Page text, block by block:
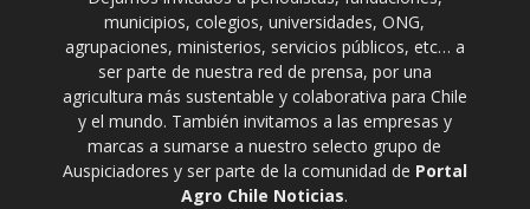
municipios, colegios, universidades, ONG,
agrupaciones, ministerios, servicios públicos, etc… a
ser parte de nuestra red de prensa, por una
agricultura más sustentable y colaborativa para Chile
y el mundo. También invitamos a las empresas y
marcas a sumarse a nuestro selecto grupo de
Auspiciadores y ser parte de la comunidad de Portal
Agro Chile Noticias.